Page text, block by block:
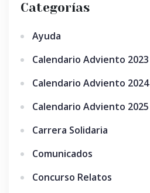
Categorías
Ayuda
Calendario Adviento 2023
Calendario Adviento 2024
Calendario Adviento 2025
Carrera Solidaria
Comunicados
Concurso Relatos